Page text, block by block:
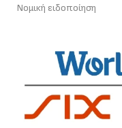
Νομική ειδοποίηση